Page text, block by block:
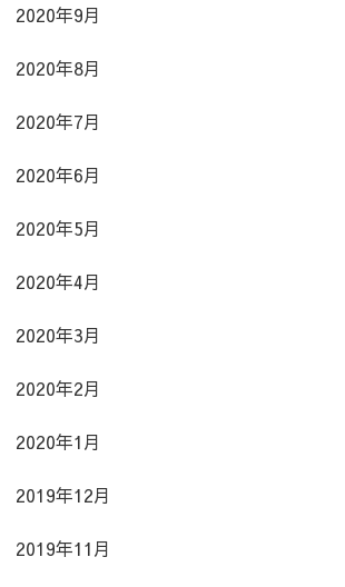
2020年9月
2020年8月
2020年7月
2020年6月
2020年5月
2020年4月
2020年3月
2020年2月
2020年1月
2019年12月
2019年11月